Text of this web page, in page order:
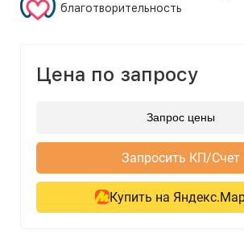
благотворительность
Цена по запросу
Запрос цены
Запросить КП/Счет
Купить на